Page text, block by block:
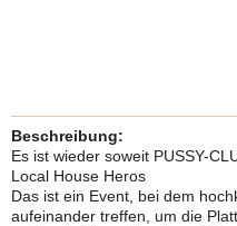
Beschreibung:
Es ist wieder soweit PUSSY-
Local House Heros
Das ist ein Event, bei dem
aufeinander treffen, um die